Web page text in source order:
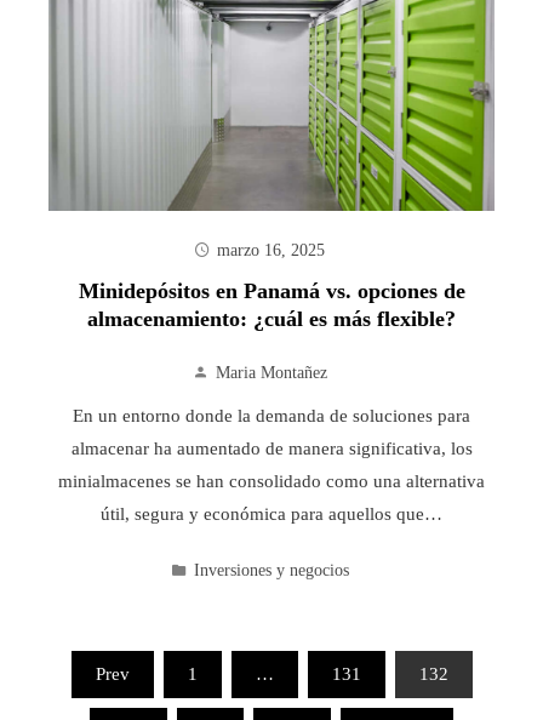
marzo 16, 2025
Minidepósitos en Panamá vs. opciones de
almacenamiento: ¿cuál es más flexible?
Maria Montañez
En un entorno donde la demanda de soluciones para
almacenar ha aumentado de manera significativa, los
minialmacenes se han consolidado como una alternativa
útil, segura y económica para aquellos que…
Inversiones y negocios
Paginación
Prev 1 … 131 132